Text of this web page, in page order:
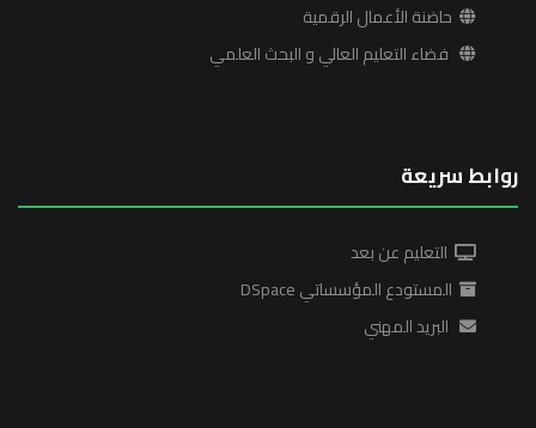
حاضنة الأعمال الرقمية
فضاء التعليم العالي و البحث العلمي
روابط سريعة
التعليم عن بعد
المستودع المؤسساتي DSpace
البريد المهني